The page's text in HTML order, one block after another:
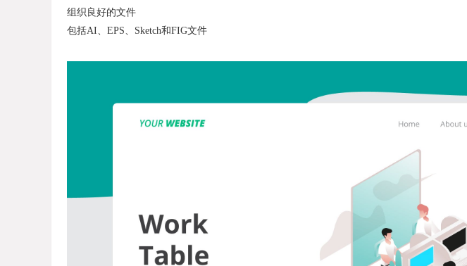
组织良好的文件
包括AI、EPS、Sketch和FIG文件